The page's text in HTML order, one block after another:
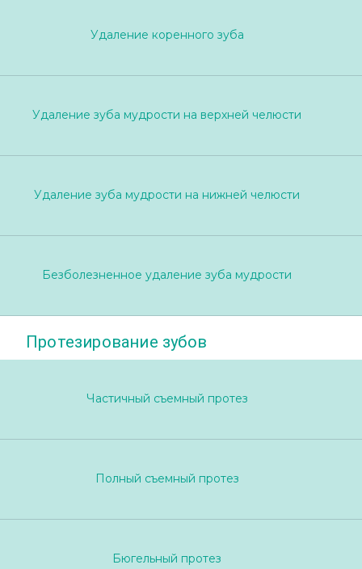
Удаление коренного зуба
Удаление зуба мудрости на верхней челюсти
Удаление зуба мудрости на нижней челюсти
Безболезненное удаление зуба мудрости
Протезирование зубов
Частичный съемный протез
Полный съемный протез
Бюгельный протез